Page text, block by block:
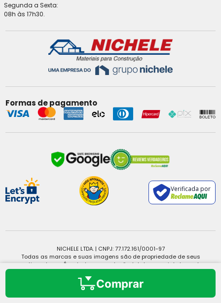
Comprar
Segunda a Sexta:
08h às 17h30.
Formas de pagamento
Verificada por
NICHELE LTDA. | CNPJ: 77.172.161/0001-97
Todas as marcas e suas imagens são de propriedade de seus
respectivos donos. É vedada a reprodução, total ou parcial, de qualquer
Copyright © 2025 - Todos os direitos reservados.